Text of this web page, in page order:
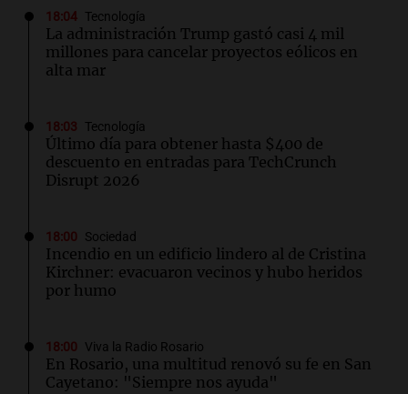
18:04 Tecnología
La administración Trump gastó casi 4 mil
millones para cancelar proyectos eólicos en
alta mar
18:03 Tecnología
Último día para obtener hasta $400 de
descuento en entradas para TechCrunch
Disrupt 2026
18:00 Sociedad
Incendio en un edificio lindero al de Cristina
Kirchner: evacuaron vecinos y hubo heridos
por humo
18:00 Viva la Radio Rosario
En Rosario, una multitud renovó su fe en San
Cayetano: "Siempre nos ayuda"